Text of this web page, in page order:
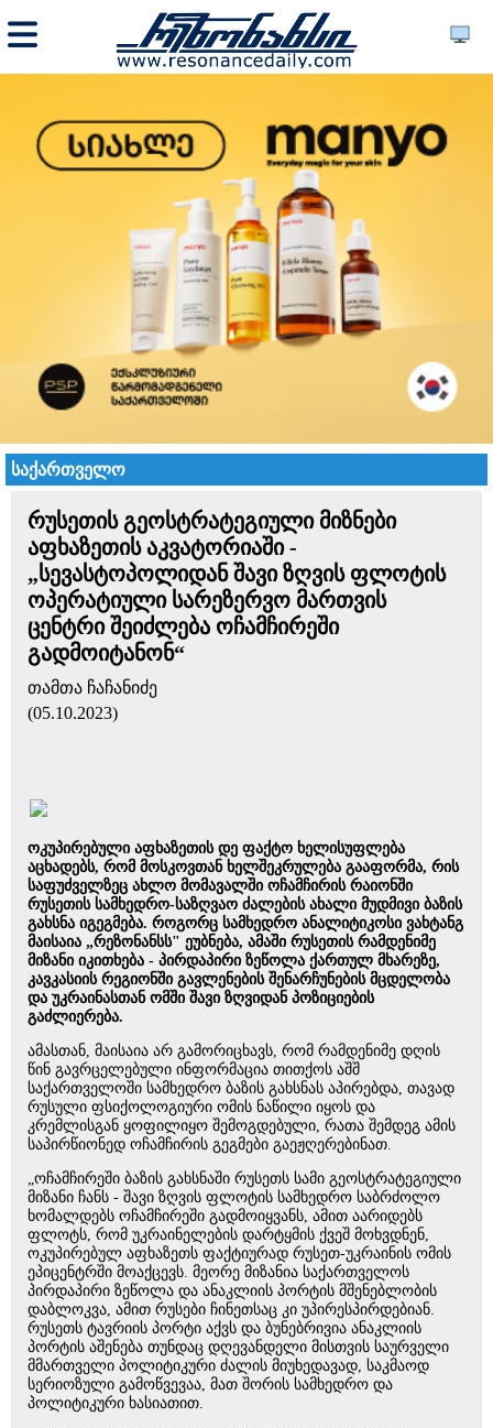
საქართველო
რუსეთის გეოსტრატეგიული მიზნები
აფხაზეთის აკვატორიაში -
„სევასტოპოლიდან შავი ზღვის ფლოტის
ოპერატიული სარეზერვო მართვის
ცენტრი შეიძლება ოჩამჩირეში
გადმოიტანონ“
თამთა ჩაჩანიძე
(05.10.2023)
ოკუპირებული აფხაზეთის დე ფაქტო ხელისუფლება
აცხადებს, რომ მოსკოვთან ხელშეკრულება გააფორმა, რის
საფუძველზეც ახლო მომავალში ოჩამჩირის რაიონში
რუსეთის სამხედრო-საზღვაო ძალების ახალი მუდმივი ბაზის
გახსნა იგეგმება. როგორც სამხედრო ანალიტიკოსი ვახტანგ
მაისაია „რეზონანსს" ეუბნება, ამაში რუსეთის რამდენიმე
მიზანი იკითხება - პირდაპირი ზეწოლა ქართულ მხარეზე,
კავკასიის რეგიონში გავლენების შენარჩუნების მცდელობა
და უკრაინასთან ომში შავი ზღვიდან პოზიციების
გაძლიერება.
ამასთან, მაისაია არ გამორიცხავს, რომ რამდენიმე დღის
წინ გავრცელებული ინფორმაცია თითქოს აშშ
საქართველოში სამხედრო ბაზის გახსნას აპირებდა, თავად
რუსული ფსიქოლოგიური ომის ნაწილი იყოს და
კრემლისგან ყოფილიყო შემოგდებული, რათა შემდეგ ამის
საპირწიონედ ოჩამჩირის გეგმები გაეჟღერებინათ.
„ოჩამჩირეში ბაზის გახსნაში რუსეთს სამი გეოსტრატეგიული
მიზანი ჩანს - შავი ზღვის ფლოტის სამხედრო საბრძოლო
ხომალდებს ოჩამჩირეში გადმოიყვანს, ამით აარიდებს
ფლოტს, რომ უკრაინელების დარტყმის ქვეშ მოხვდნენ,
ოკუპირებულ აფხაზეთს ფაქტიურად რუსეთ-უკრაინის ომის
ეპიცენტრში მოაქცევს. მეორე მიზანია საქართველოს
პირდაპირი ზეწოლა და ანაკლიის პორტის მშენებლობის
დაბლოკვა, ამით რუსები ჩინეთსაც კი უპირესპირდებიან.
რუსეთს ტავრიის პორტი აქვს და ბუნებრივია ანაკლიის
პორტის აშენება თუნდაც დღევანდელი მისთვის საურველი
მმართველი პოლიტიკური ძალის მიუხედავად, საკმაოდ
სერიოზული გამოწვევაა, მათ შორის სამხედრო და
პოლიტიკური ხასიათით.